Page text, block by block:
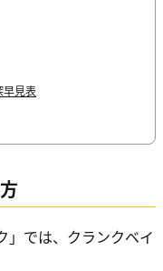
早見表
」では、クランクベイ